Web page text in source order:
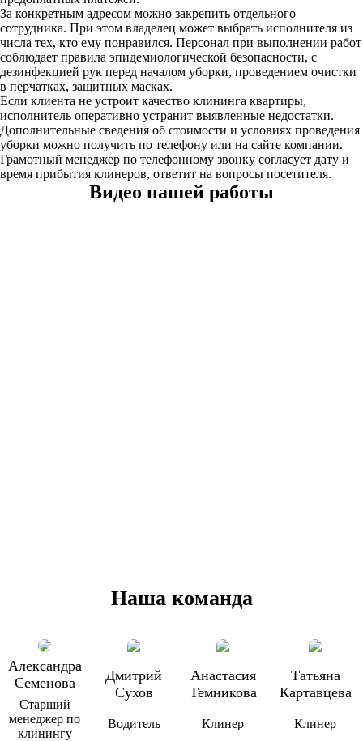
За конкретным адресом можно закрепить отдельного
сотрудника. При этом владелец может выбрать исполнителя из
числа тех, кто ему понравился. Персонал при выполнении работ
соблюдает правила эпидемиологической безопасности, с
дезинфекцией рук перед началом уборки, проведением очистки
в перчатках, защитных масках.
Если клиента не устроит качество клининга квартиры,
исполнитель оперативно устранит выявленные недостатки.
Дополнительные сведения об стоимости и условиях проведения
уборки можно получить по телефону или на сайте компании.
Грамотный менеджер по телефонному звонку согласует дату и
время прибытия клинеров, ответит на вопросы посетителя.
Видео нашей работы
Наша команда
Александра
Семенова
Старший
менеджер по
клинингу
Дмитрий
Сухов
Водитель
Анастасия
Темникова
Клинер
Татьяна
Картавцева
Клинер